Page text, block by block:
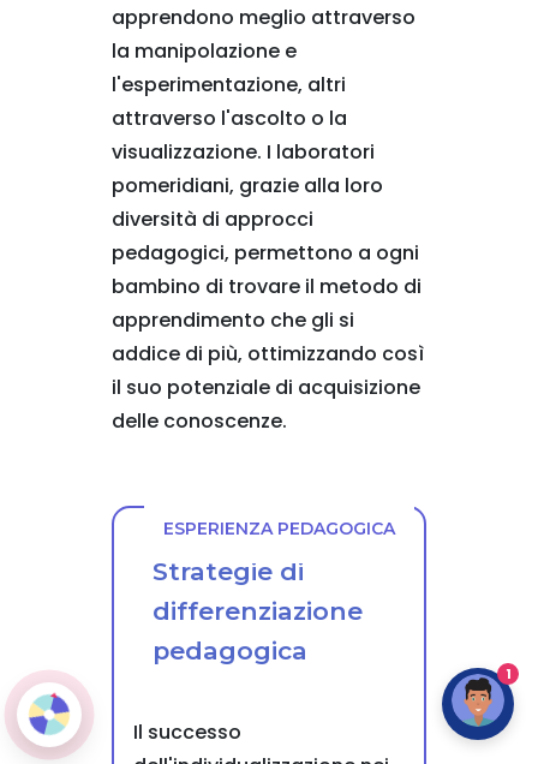
apprendono meglio attraverso
la manipolazione e
l'esperimentazione, altri
attraverso l'ascolto o la
visualizzazione. I laboratori
pomeridiani, grazie alla loro
diversità di approcci
pedagogici, permettono a ogni
bambino di trovare il metodo di
apprendimento che gli si
addice di più, ottimizzando così
il suo potenziale di acquisizione
delle conoscenze.
ESPERIENZA PEDAGOGICA
Strategie di
differenziazione
pedagogica
Il successo
1